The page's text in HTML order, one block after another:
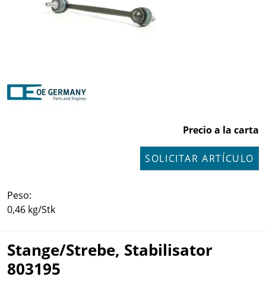
Precio a la carta
SOLICITAR ARTÍCULO
Peso:
0,46 kg/Stk
Stange/Strebe, Stabilisator
803195